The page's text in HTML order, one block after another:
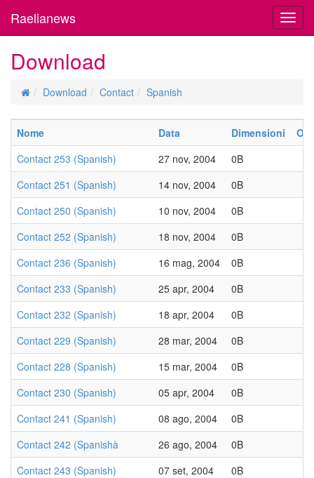
Raelianews
Download
Download Contact Spanish
Nome Data Dimensioni
Contact 253 (Spanish)
27 nov, 2004
0B
Contact 251 (Spanish)
14 nov, 2004
0B
Contact 250 (Spanish)
10 nov, 2004
0B
Contact 252 (Spanish)
18 nov, 2004
0B
Contact 236 (Spanish)
16 mag, 2004
0B
Contact 233 (Spanish)
25 apr, 2004
0B
Contact 232 (Spanish)
18 apr, 2004
0B
Contact 229 (Spanish)
28 mar, 2004
0B
Contact 228 (Spanish)
15 mar, 2004
0B
Contact 230 (Spanish)
05 apr, 2004
0B
Contact 241 (Spanish)
08 ago, 2004
0B
Contact 242 (Spanishà
26 ago, 2004
0B
Contact 243 (Spanish)
07 set, 2004
0B